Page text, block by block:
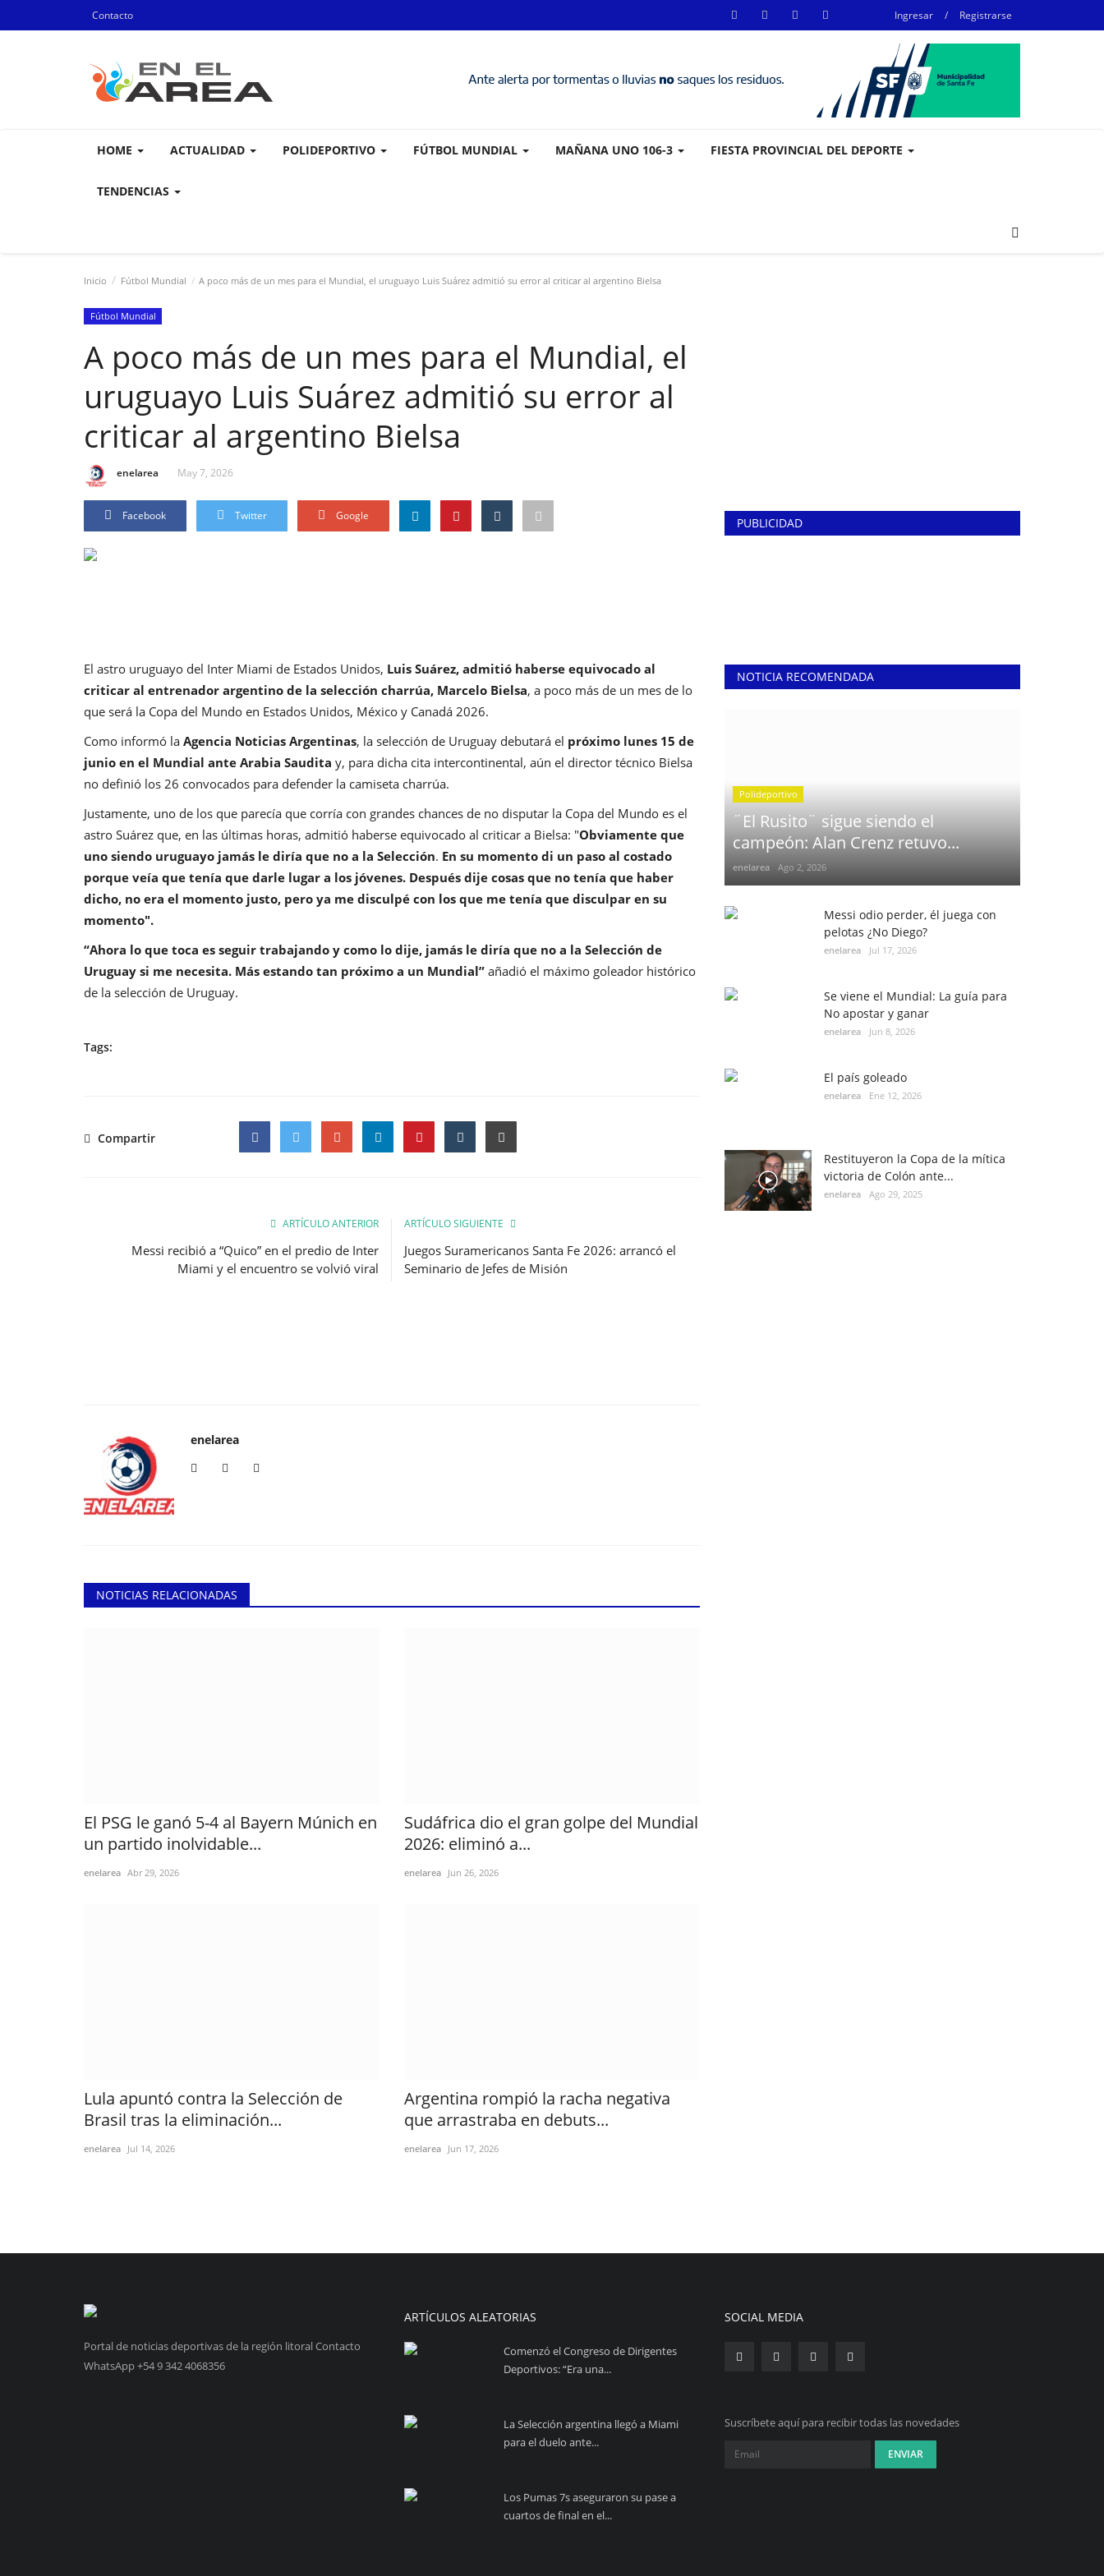
Contacto Ingresar / Registrarse
HOME ACTUALIDAD POLIDEPORTIVO FÚTBOL MUNDIAL MAÑANA UNO 106-3 FIESTA PROVINCIAL DEL DEPORTE
TENDENCIAS
Inicio Fútbol Mundial A poco más de un mes para el Mundial, el uruguayo Luis Suárez admitió su error al criticar al argentino Bielsa
Fútbol Mundial
A poco más de un mes para el Mundial, el
uruguayo Luis Suárez admitió su error al
criticar al argentino Bielsa
enelarea May 7, 2026
Facebook Twitter Google
El astro uruguayo del Inter Miami de Estados Unidos, Luis Suárez, admitió haberse equivocado al
criticar al entrenador argentino de la selección charrúa, Marcelo Bielsa, a poco más de un mes de lo
que será la Copa del Mundo en Estados Unidos, México y Canadá 2026.
Como informó la Agencia Noticias Argentinas, la selección de Uruguay debutará el próximo lunes 15 de
junio en el Mundial ante Arabia Saudita y, para dicha cita intercontinental, aún el director técnico Bielsa
no definió los 26 convocados para defender la camiseta charrúa.
Justamente, uno de los que parecía que corría con grandes chances de no disputar la Copa del Mundo es el
astro Suárez que, en las últimas horas, admitió haberse equivocado al criticar a Bielsa: "Obviamente que
uno siendo uruguayo jamás le diría que no a la Selección. En su momento di un paso al costado
porque veía que tenía que darle lugar a los jóvenes. Después dije cosas que no tenía que haber
dicho, no era el momento justo, pero ya me disculpé con los que me tenía que disculpar en su
momento".
“Ahora lo que toca es seguir trabajando y como lo dije, jamás le diría que no a la Selección de
Uruguay si me necesita. Más estando tan próximo a un Mundial” añadió el máximo goleador histórico
de la selección de Uruguay.
Tags:
Compartir
ARTÍCULO ANTERIOR
Messi recibió a “Quico” en el predio de Inter
Miami y el encuentro se volvió viral
ARTÍCULO SIGUIENTE
Juegos Suramericanos Santa Fe 2026: arrancó el
Seminario de Jefes de Misión
enelarea
NOTICIAS RELACIONADAS
El PSG le ganó 5-4 al Bayern Múnich en
un partido inolvidable...
enelarea Abr 29, 2026
Sudáfrica dio el gran golpe del Mundial
2026: eliminó a...
enelarea Jun 26, 2026
Lula apuntó contra la Selección de
Brasil tras la eliminación...
enelarea Jul 14, 2026
Argentina rompió la racha negativa
que arrastraba en debuts...
enelarea Jun 17, 2026
PUBLICIDAD
NOTICIA RECOMENDADA
Polideportivo
¨El Rusito¨ sigue siendo el
campeón: Alan Crenz retuvo...
enelarea Ago 2, 2026
Messi odio perder, él juega con
pelotas ¿No Diego?
enelarea Jul 17, 2026
Se viene el Mundial: La guía para
No apostar y ganar
enelarea Jun 8, 2026
El país goleado
enelarea Ene 12, 2026
Restituyeron la Copa de la mítica
victoria de Colón ante...
enelarea Ago 29, 2025
Portal de noticias deportivas de la región litoral Contacto
WhatsApp +54 9 342 4068356
ARTÍCULOS ALEATORIAS
Comenzó el Congreso de Dirigentes
Deportivos: “Era una...
La Selección argentina llegó a Miami
para el duelo ante...
Los Pumas 7s aseguraron su pase a
cuartos de final en el...
SOCIAL MEDIA
Suscríbete aquí para recibir todas las novedades